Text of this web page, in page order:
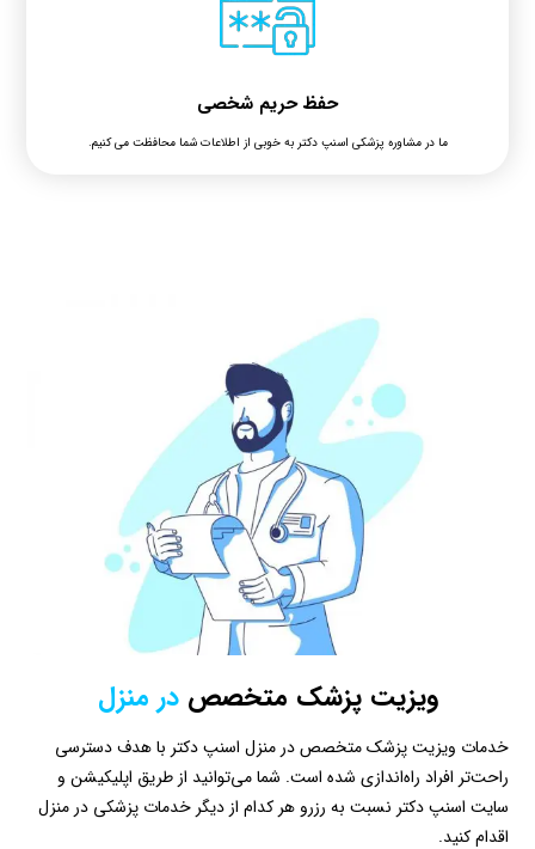
حفظ حریم شخصی
ما در مشاوره پزشکی اسنپ دکتر به خوبی از اطلاعات شما محافظت می کنیم.
ویزیت پزشک متخصصدر منزل
خدمات ویزیت پزشک متخصص در منزل اسنپ دکتر با هدف دسترسی
راحت‌تر افراد راه‌اندازی شده ‌است. شما می‌توانید از طریق اپلیکیشن و
سایت اسنپ دکتر نسبت به رزرو هر کدام از دیگر خدمات پزشکی در منزل
اقدام کنید.